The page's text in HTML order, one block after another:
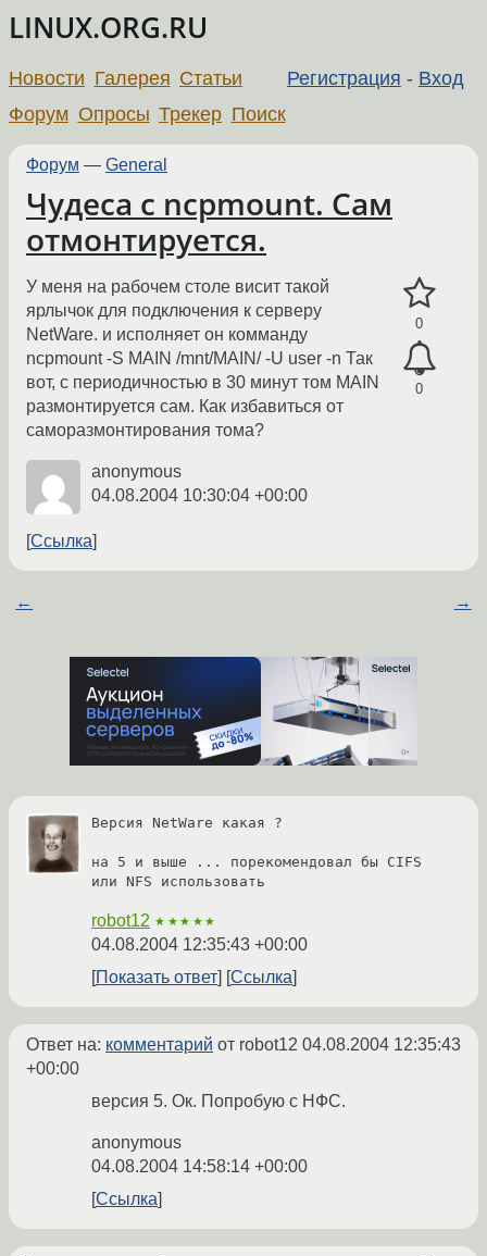
LINUX.ORG.RU
Регистрация - Вход
Новости Галерея Статьи
Форум Опросы Трекер Поиск
Форум — General
Чудеса с ncpmount. Сам
отмонтируется.
0
0
У меня на рабочем столе висит такой
ярлычок для подключения к серверу
NetWare. и исполняет он комманду
ncpmount -S MAIN /mnt/MAIN/ -U user -n Так
вот, с периодичностью в 30 минут том MAIN
размонтируется сам. Как избавиться от
саморазмонтирования тома?
anonymous
04.08.2004 10:30:04 +00:00
Ссылка
← →
Версия NetWare какая ?
на 5 и выше ... порекомендовал бы CIFS
или NFS использовать
robot12 ★★★★★
04.08.2004 12:35:43 +00:00
Показать ответ
Ссылка
Ответ на: комментарий от robot12 04.08.2004 12:35:43
+00:00
версия 5. Ок. Попробую с НФС.
anonymous
04.08.2004 14:58:14 +00:00
Ссылка